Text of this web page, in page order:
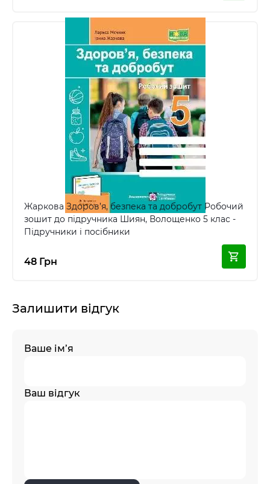
Жаркова Здоров’я, безпека та добробут Робочий
зошит до підручника Шиян, Волощенко 5 клас -
Підручники і посібники
48 Грн
Залишити відгук
Ваше ім’я
Ваш відгук